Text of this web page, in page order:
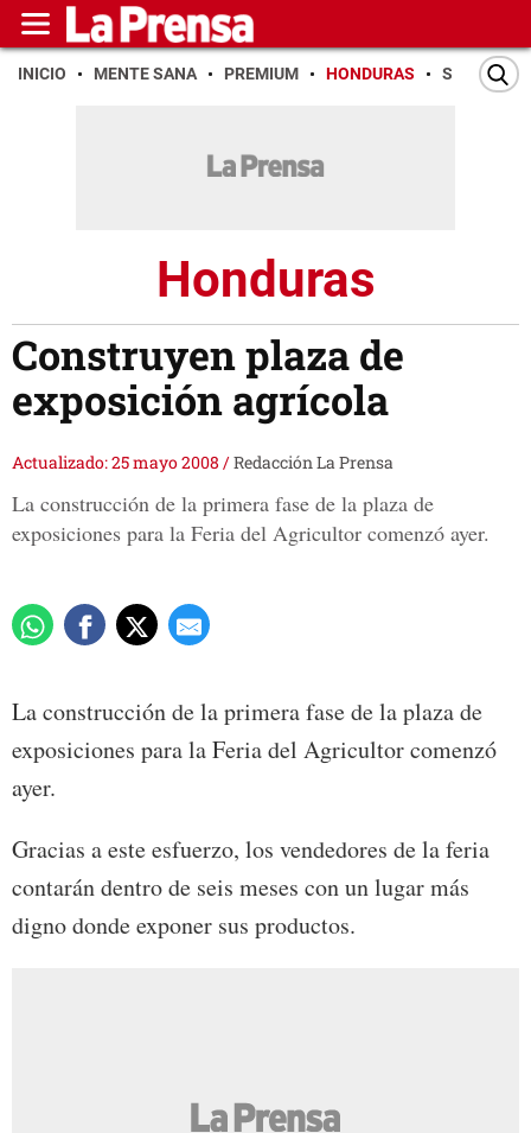
INICIO MENTE SANA PREMIUM HONDURAS SAN PEDRO
Honduras
Construyen plaza de
exposición agrícola
Actualizado: 25 mayo 2008 /Redacción La Prensa
La construcción de la primera fase de la plaza de
exposiciones para la Feria del Agricultor comenzó ayer.
La construcción de la primera fase de la plaza de
exposiciones para la Feria del Agricultor comenzó
ayer.
Gracias a este esfuerzo, los vendedores de la feria
contarán dentro de seis meses con un lugar más
digno donde exponer sus productos.